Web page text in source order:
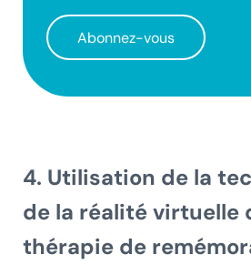
Abonnez-vous
4. Utilisation de la
de la réalité virtuelle
thérapie de